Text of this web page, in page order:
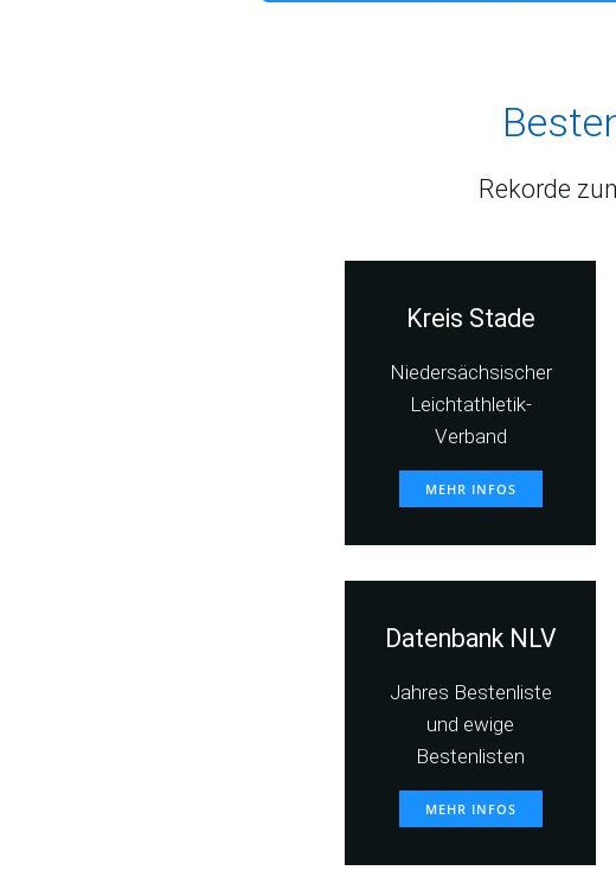
Rekorde
Kreis Stade
Niedersächsischer
Leichtathletik-
Verband
MEHR INFOS
Datenbank NLV
Jahres Bestenliste
und ewige
Bestenlisten
MEHR INFOS